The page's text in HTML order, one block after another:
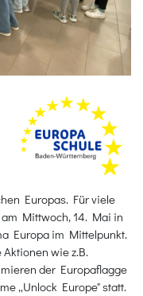
Europas. Für viele
Mittwoch, 14. Mai in
Europa im Mittelpunkt.
wie z.B.
der Europaflagge
„Unlock Europe" statt.